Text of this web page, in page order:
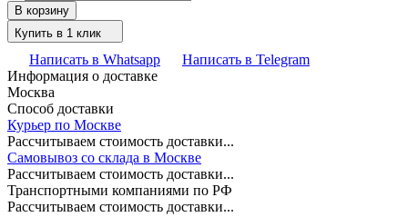
В корзину
Купить в 1 клик
Написать в Whatsapp
Написать в Telegram
Информация о доставке
Москва
Способ доставки
Курьер по Москве
Рассчитываем стоимость доставки...
Самовывоз со склада в Москве
Рассчитываем стоимость доставки...
Транспортными компаниями по РФ
Рассчитываем стоимость доставки...